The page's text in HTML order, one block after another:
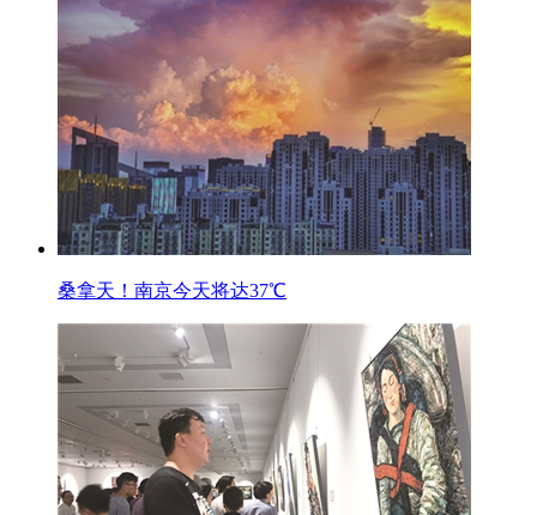
桑拿天！南京今天将达37℃